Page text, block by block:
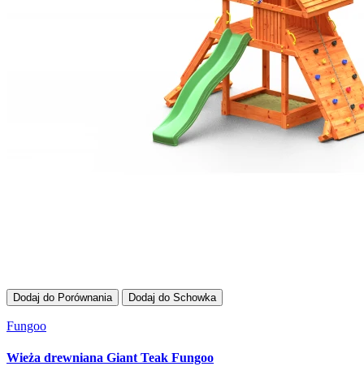
Dodaj do Porównania Dodaj do Schowka
Fungoo
Wieża drewniana Giant Teak Fungoo